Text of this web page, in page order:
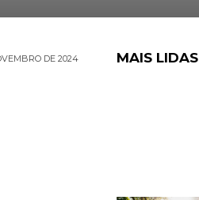
DE 2024 MAIS LIDAS